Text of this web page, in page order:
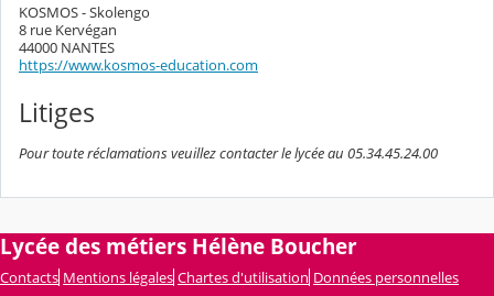
KOSMOS - Skolengo
8 rue Kervégan
44000 NANTES
https://www.kosmos-education.com
Litiges
Pour toute réclamations veuillez contacter le lycée au 05.34.45.24.00
Lycée des métiers Hélène Boucher
Contacts Mentions légales Chartes d'utilisation Données personnelles